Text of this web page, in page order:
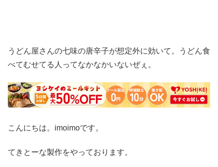
うどん屋さんの七味の唐辛子が想定外に効いて。うどん食
べてむせてる人ってなかなかいないぜぇ。
こんにちは。imoimoです。
てきとーな製作をやっております。